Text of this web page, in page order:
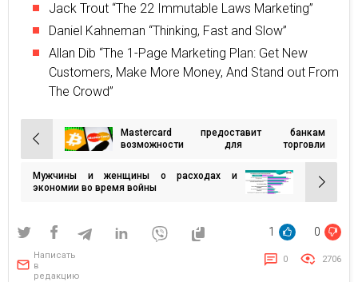
Jack Trout “The 22 Immutable Laws Marketing”
Daniel Kahneman “Thinking, Fast and Slow”
Allan Dib “The 1-Page Marketing Plan: Get New
Customers, Make More Money, And Stand out From
The Crowd”
Навигация
по
записям
Mastercard предоставит банкам
возможности для торговли
Мужчины и женщины о расходах и
экономии во время войны
1 0
Написать
в
редакцию
0 2706